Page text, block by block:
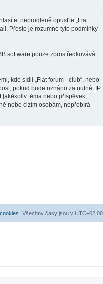
neprodleně opusťte „Fiat
Přesto je rozumné tyto podmínky
software pouze zprostředkovává
kde sídlí „Fiat forum - club“, nebo
pokud bude uznáno za nutné. IP
téma nebo příspěvek,
nebo cizím osobám, nepřebírá
Všechny časy jsou v UTC+02:00